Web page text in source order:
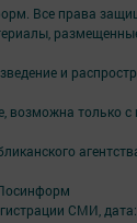
Все права
и
возможна только с
СМИ,